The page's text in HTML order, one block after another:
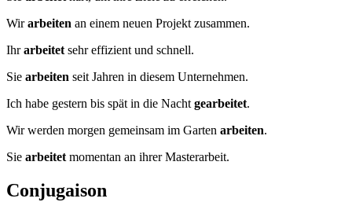
Wirarbeiten an einem neuen Projekt zusammen.
Ihrarbeitet sehr effizient und schnell.
Sie arbeiten seit Jahren in diesem Unternehmen.
Ich habe gestern bis spät in die Nacht gearbeitet.
Wir werden morgen gemeinsam im Garten arbeiten.
Sie arbeitet momentan an ihrer Masterarbeit.
Conjugaison